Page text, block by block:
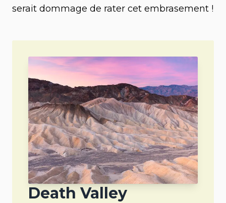
serait dommage de rater cet embrasement !
Death Valley